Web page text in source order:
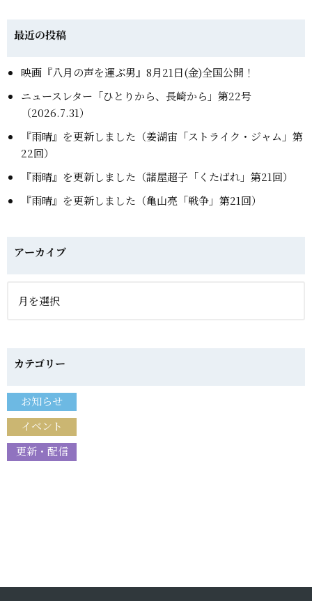
最近の投稿
映画『八月の声を運ぶ男』8月21日(金)全国公開！
ニュースレター「ひとりから、長崎から」第22号
（2026.7.31）
『雨晴』を更新しました（姜湖宙「ストライク・ジャム」第
22回）
『雨晴』を更新しました（諸屋超子「くたばれ」第21回）
『雨晴』を更新しました（亀山亮「戦争」第21回）
アーカイブ
カテゴリー
お知らせ
イベント
更新・配信